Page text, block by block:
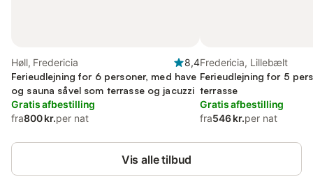
Høll, Fredericia
8,4
Ferieudlejning for 6 personer, med have
og sauna såvel som terrasse og jacuzzi
Gratis afbestilling
fra800 kr.per nat
Fredericia, Lillebælt
Ferieudlejning for 5
terrasse
Gratis afbestilling
fra546 kr.per nat
Vis alle tilbud